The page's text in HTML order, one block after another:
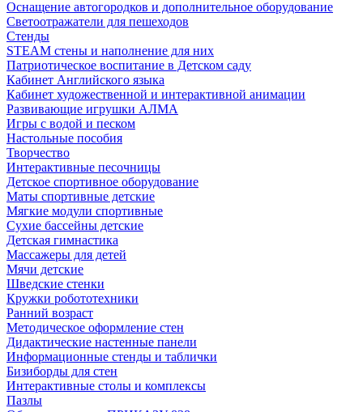
Оснащение автогородков и дополнительное оборудование
Светоотражатели для пешеходов
Стенды
STEAM стены и наполнение для них
Патриотическое воспитание в Детском саду
Кабинет Английского языка
Кабинет художественной и интерактивной анимации
Развивающие игрушки АЛМА
Игры с водой и песком
Настольные пособия
Творчество
Интерактивные песочницы
Детское спортивное оборудование
Маты спортивные детские
Мягкие модули спортивные
Сухие бассейны детские
Детская гимнастика
Массажеры для детей
Мячи детские
Шведские стенки
Кружки робототехники
Ранний возраст
Методическое оформление стен
Дидактические настенные панели
Информационные стенды и таблички
Бизиборды для стен
Интерактивные столы и комплексы
Пазлы